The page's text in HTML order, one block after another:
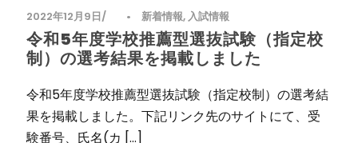
2022年12月9日 • 新着情報,入試情報
令和5年度学校推薦型選抜試験（指定校
制）の選考結果を掲載しました
令和5年度学校推薦型選抜試験（指定校制）の選考結
果を掲載しました。下記リンク先のサイトにて、受
験番号、氏名(カ […]